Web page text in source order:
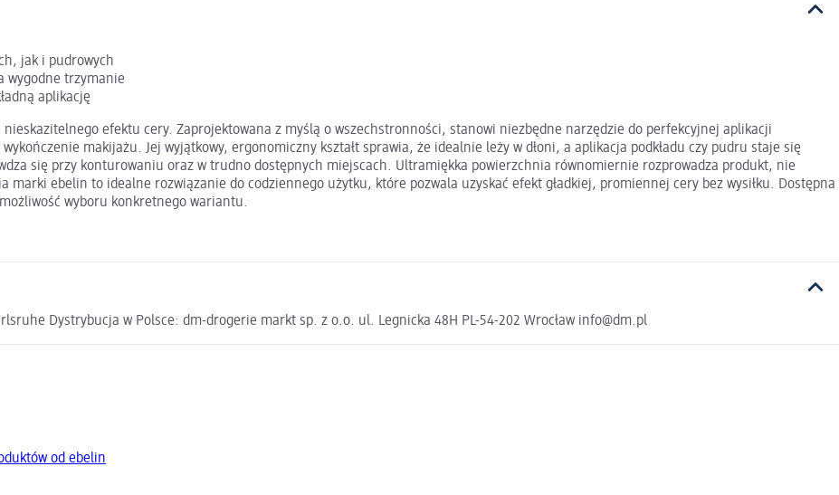
jak i pudrowych
wygodne trzymanie
aplikację
efektu cery. Zaprojektowana z myślą o wszechstronności, stanowi niezbędne narzędzie do perfekcyjnej aplikacji
makijażu. Jej wyjątkowy, ergonomiczny kształt sprawia, że idealnie leży w dłoni, a aplikacja podkładu czy pudru staje się
się przy konturowaniu oraz w trudno dostępnych miejscach. Ultramiękka powierzchnia równomiernie rozprowadza produkt, nie
ebelin to idealne rozwiązanie do codziennego użytku, które pozwala uzyskać efekt gładkiej, promiennej cery bez wysiłku. Dostępna
wyboru konkretnego wariantu.
Dystrybucja w Polsce: dm-drogerie markt sp. z o.o. ul. Legnicka 48H PL-54-202 Wrocław info@dm.pl
od ebelin